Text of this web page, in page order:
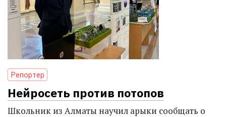
Репортер
Нейросеть против потопов
Школьник из Алматы научил арыки сообщать о